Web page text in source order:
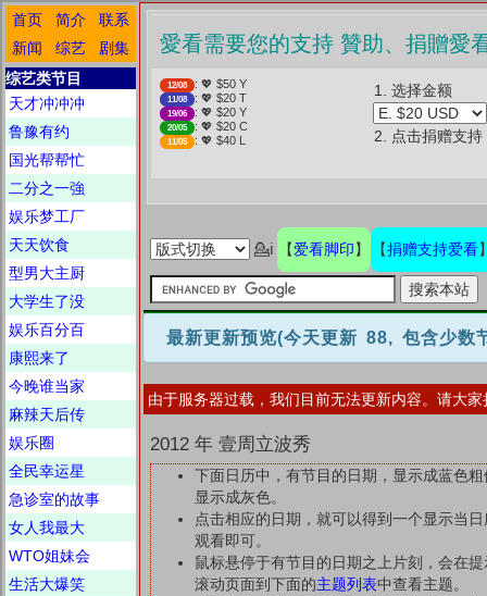
首页 简介
联系
新闻
综艺
剧集
综艺类节目
天才冲冲冲
鲁豫有约
国光帮帮忙
二分之一強
娱乐梦工厂
天天饮食
型男大主厨
大学生了没
娱乐百分百
康熙来了
今晚谁当家
麻辣天后传
娱乐圈
全民幸运星
急诊室的故事
女人我最大
WTO姐妹会
生活大爆笑
❤️ 愛看需要您的支持 贊助、捐贈
12/08 : 💖 $50 Y
11/08 : 💖 $20 T
19/06 : 💖 $20 Y
20/05 : 💖 $20 C
11/05 : 💖 $40 L
1. 选择金额
2. 点击捐赠支持
💁ℹ 【爱看脚印】 【捐赠支持爱看
最新更新预览(今天更新 88, 包含少数
由于服务器过载，我们目前无法更新内容。请大
2012 年 壹周立波秀
下面日历中，有节目的日期，显示成蓝色
显示成灰色。
点击相应的日期，就可以得到一个显示当
观看即可。
鼠标悬停于有节目的日期之上片刻，会在
滚动页面到下面的主题列表中查看主题。